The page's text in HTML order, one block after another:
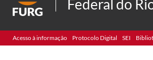
Federal do
Acesso à informação Protocolo Digital SEI